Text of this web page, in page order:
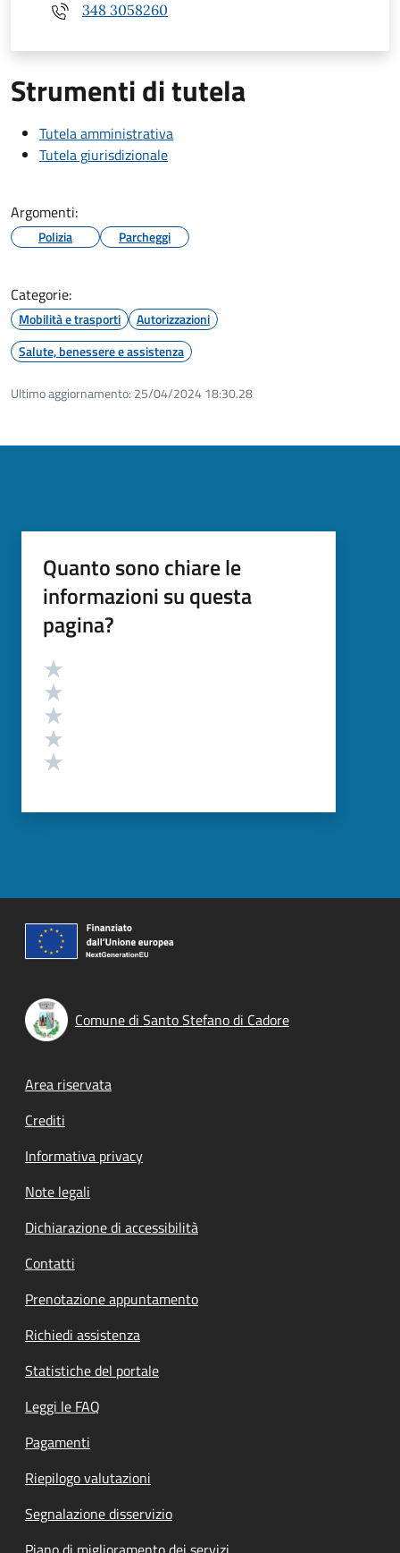
348 3058260
Strumenti di tutela
Tutela amministrativa
Tutela giurisdizionale
Argomenti:
Polizia Parcheggi
Categorie:
Mobilità e trasporti
Autorizzazioni
Salute, benessere e assistenza
Ultimo aggiornamento: 25/04/2024 18:30.28
Quanto sono chiare le
informazioni su questa
pagina?
Valutazione
Comune di Santo Stefano di Cadore
Footer menu
Area riservata
Crediti
Informativa privacy
Note legali
Dichiarazione di accessibilità
Contatti
Prenotazione appuntamento
Richiedi assistenza
Statistiche del portale
Leggi le FAQ
Pagamenti
Riepilogo valutazioni
Segnalazione disservizio